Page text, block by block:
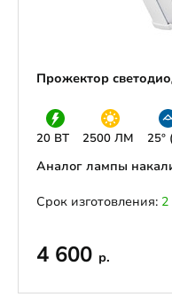
Прожектор
20 ВТ 2500 ЛМ 25°
Аналог лампы
Срок изготовления:
4 600 р.